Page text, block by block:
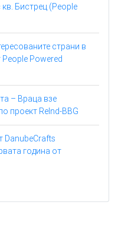
Бистрец (People
страни в
Powered
– Враца взе
проект ReInd-BBG
DanubeCrafts
година от